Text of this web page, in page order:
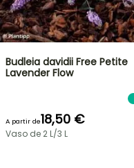
Budleia davidii Free Petite
Lavender Flow
A partir de18,50 €
Vaso de 2 L/3 L